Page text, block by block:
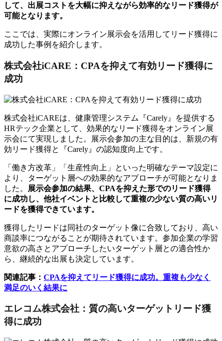
して、出展コストを大幅に抑えながら効率的なリード獲得が
可能となります。
ここでは、実際にオンライン展示会を活用してリード獲得に
成功した事例を紹介します。
株式会社iCARE：CPAを抑えて有効リード獲得に
成功
株式会社iCAREは、健康管理システム『Carely』を提供する
HRテック企業として、効果的なリード獲得をオンライン展
示会にて実現しました。展示会参加の主な目的は、新規の有
効リード獲得と『Carely』の認知度向上です。
「働き方改革」「生産性向上」といった明確なテーマ設定に
より、ターゲット層への効果的なアプローチが可能となりま
した。
展示会参加の結果、CPAを抑えた形でのリード獲得
に成功し、他社イベントと比較して重複の少ない質の高いリ
ードを獲得できています。
獲得したリードは同社のターゲット像に合致しており、高い
商談率につながることが期待されています。参加企業の学習
意欲の高さとアプローチしたいターゲット層との適合性か
ら、継続的な出展も決定しています。
関連記事： CPAを抑えてリード獲得に成功。重複も少なく
満足のいく結果に
エレコム株式会社：質の高いターゲットリード獲
得に成功